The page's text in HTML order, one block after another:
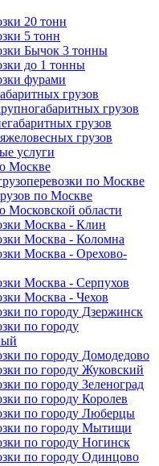
20 тонн
5 тонн
Бычок 3 тонны
до 1 тонны
фурами
грузов
грузов
грузов
грузов
услуги
Москве
по Москве
по Москве
Московской области
Москва - Клин
Москва - Коломна
Москва - Орехово-
Москва - Серпухов
Москва - Чехов
по городу Дзержинск
по городу
по городу Домодедово
по городу Жуковский
по городу Зеленоград
по городу Королев
по городу Люберцы
по городу Мытищи
по городу Ногинск
по городу Одинцово